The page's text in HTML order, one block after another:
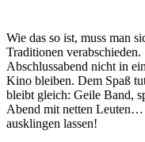
Wie das so ist, muss man
Traditionen
Abschlussabend nicht in
Kino bleiben. Dem Spaß
bleibt gleich: Geile Band,
Abend mit netten Leuten…
ausklingen lassen!